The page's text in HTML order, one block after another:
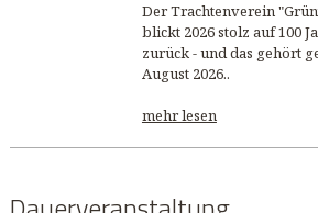
Der Trachtenverein
blickt 2026 stolz auf 100
zurück - und das gehört
August 2026..
mehr lesen